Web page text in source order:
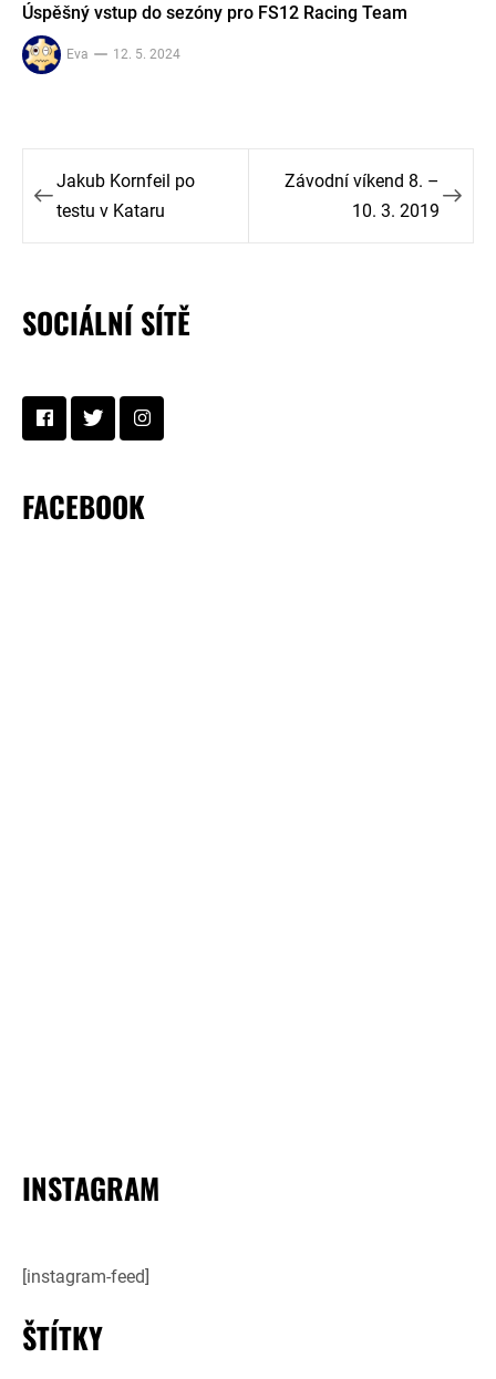
Úspěšný vstup do sezóny pro FS12 Racing Team
Eva 12. 5. 2024
Navigace
pro
Jakub Kornfeil po
testu v Kataru
Závodní víkend 8. –
10. 3. 2019
SOCIÁLNÍ SÍTĚ
FACEBOOK
INSTAGRAM
[instagram-feed]
ŠTÍTKY